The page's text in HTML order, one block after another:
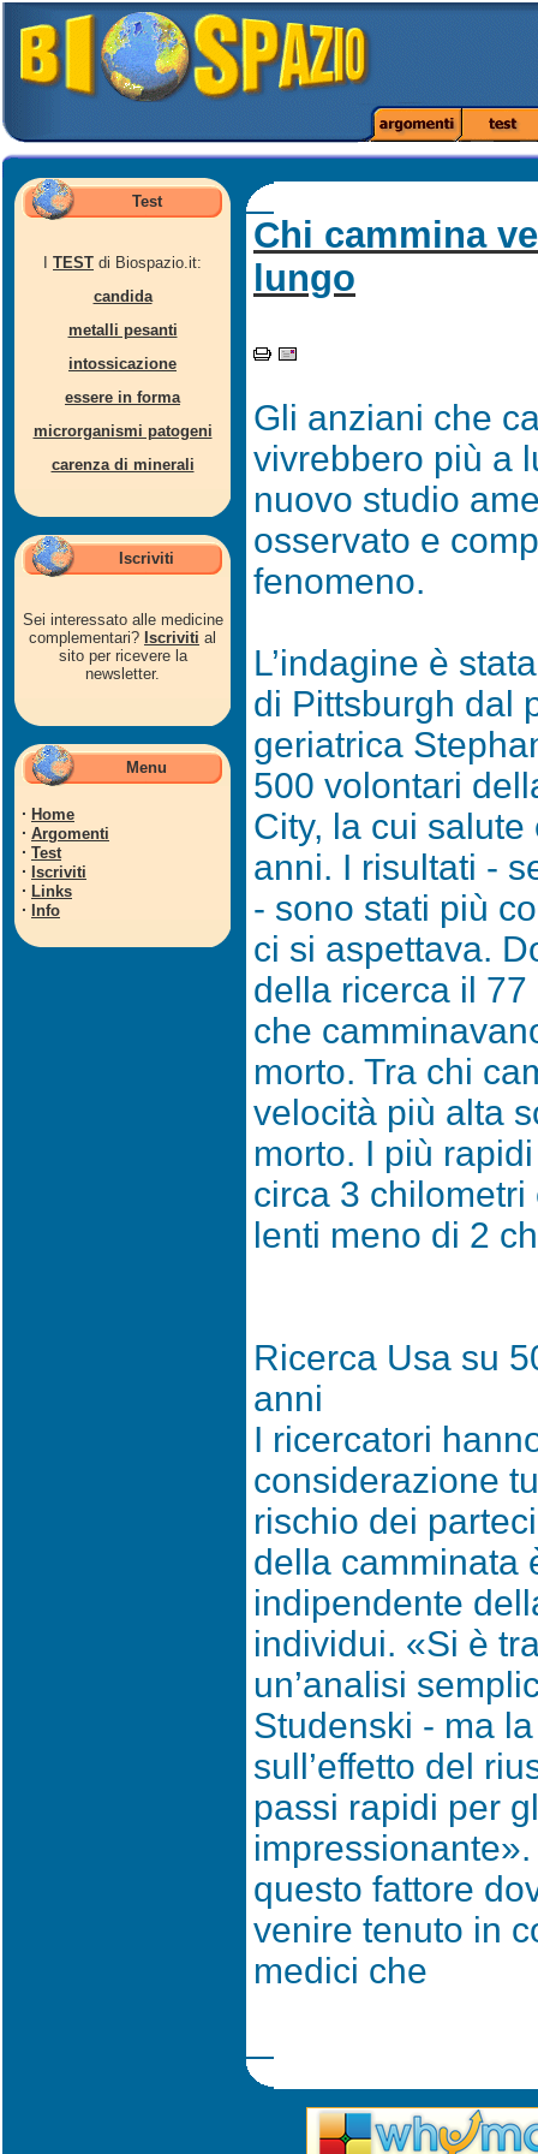
Test
TEST di Biospazio.it:
candida
metalli pesanti
intossicazione
essere in forma
microrganismi patogeni
carenza di minerali
Iscriviti
Sei interessato alle medicine
complementari? Iscriviti al
sito per ricevere la
newsletter.
Menu
· Home
· Argomenti
· Test
· Iscriviti
· Links
· Info
Chi cammina
lungo
Gli anziani che
vivrebbero più a
nuovo studio
osservato e
fenomeno.
L’indagine è
di Pittsburgh dal
geriatrica
500 volontari
City, la cui
anni. I risultati -
- sono stati più
ci si aspettava.
della ricerca il
che
morto. Tra chi
velocità più alta
morto. I più
circa 3 chilometri
lenti meno di 2
Ricerca Usa su
anni
I ricercatori
considerazione
rischio dei
della camminata
indipendente
individui. «Si è
un’analisi
Studenski - ma
sull’effetto del
passi rapidi per
questo fattore
venire tenuto in
medici che